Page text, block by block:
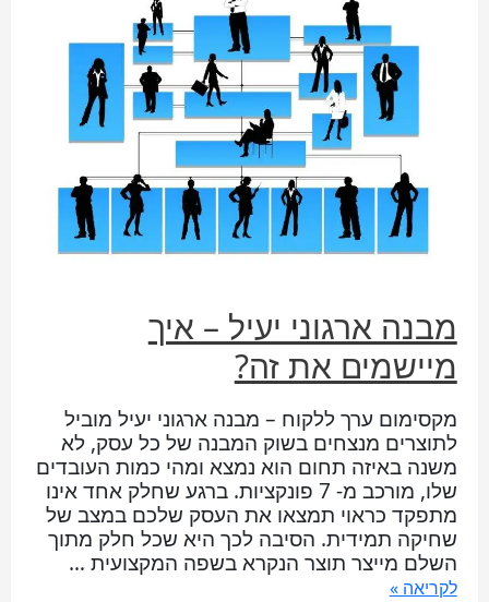
מבנה ארגוני יעיל – איך
מיישמים את זה?
מקסימום ערך ללקוח – מבנה ארגוני יעיל מוביל
לתוצרים מנצחים בשוק המבנה של כל עסק, לא
משנה באיזה תחום הוא נמצא ומהי כמות העובדים
שלו, מורכב מ- 7 פונקציות. ברגע שחלק אחד אינו
מתפקד כראוי תמצאו את העסק שלכם במצב של
שחיקה תמידית. הסיבה לכך היא שכל חלק מתוך
השלם מייצר תוצר הנקרא בשפה המקצועית …
לקריאה »